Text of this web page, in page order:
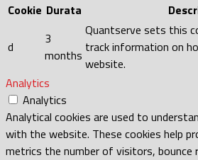
Cookie Durata
d
3
months
Quantserve sets this
track information on
website.
Analytics
Analytics
Analytical cookies are used to
with the website. These cookies help
metrics the number of visitors,